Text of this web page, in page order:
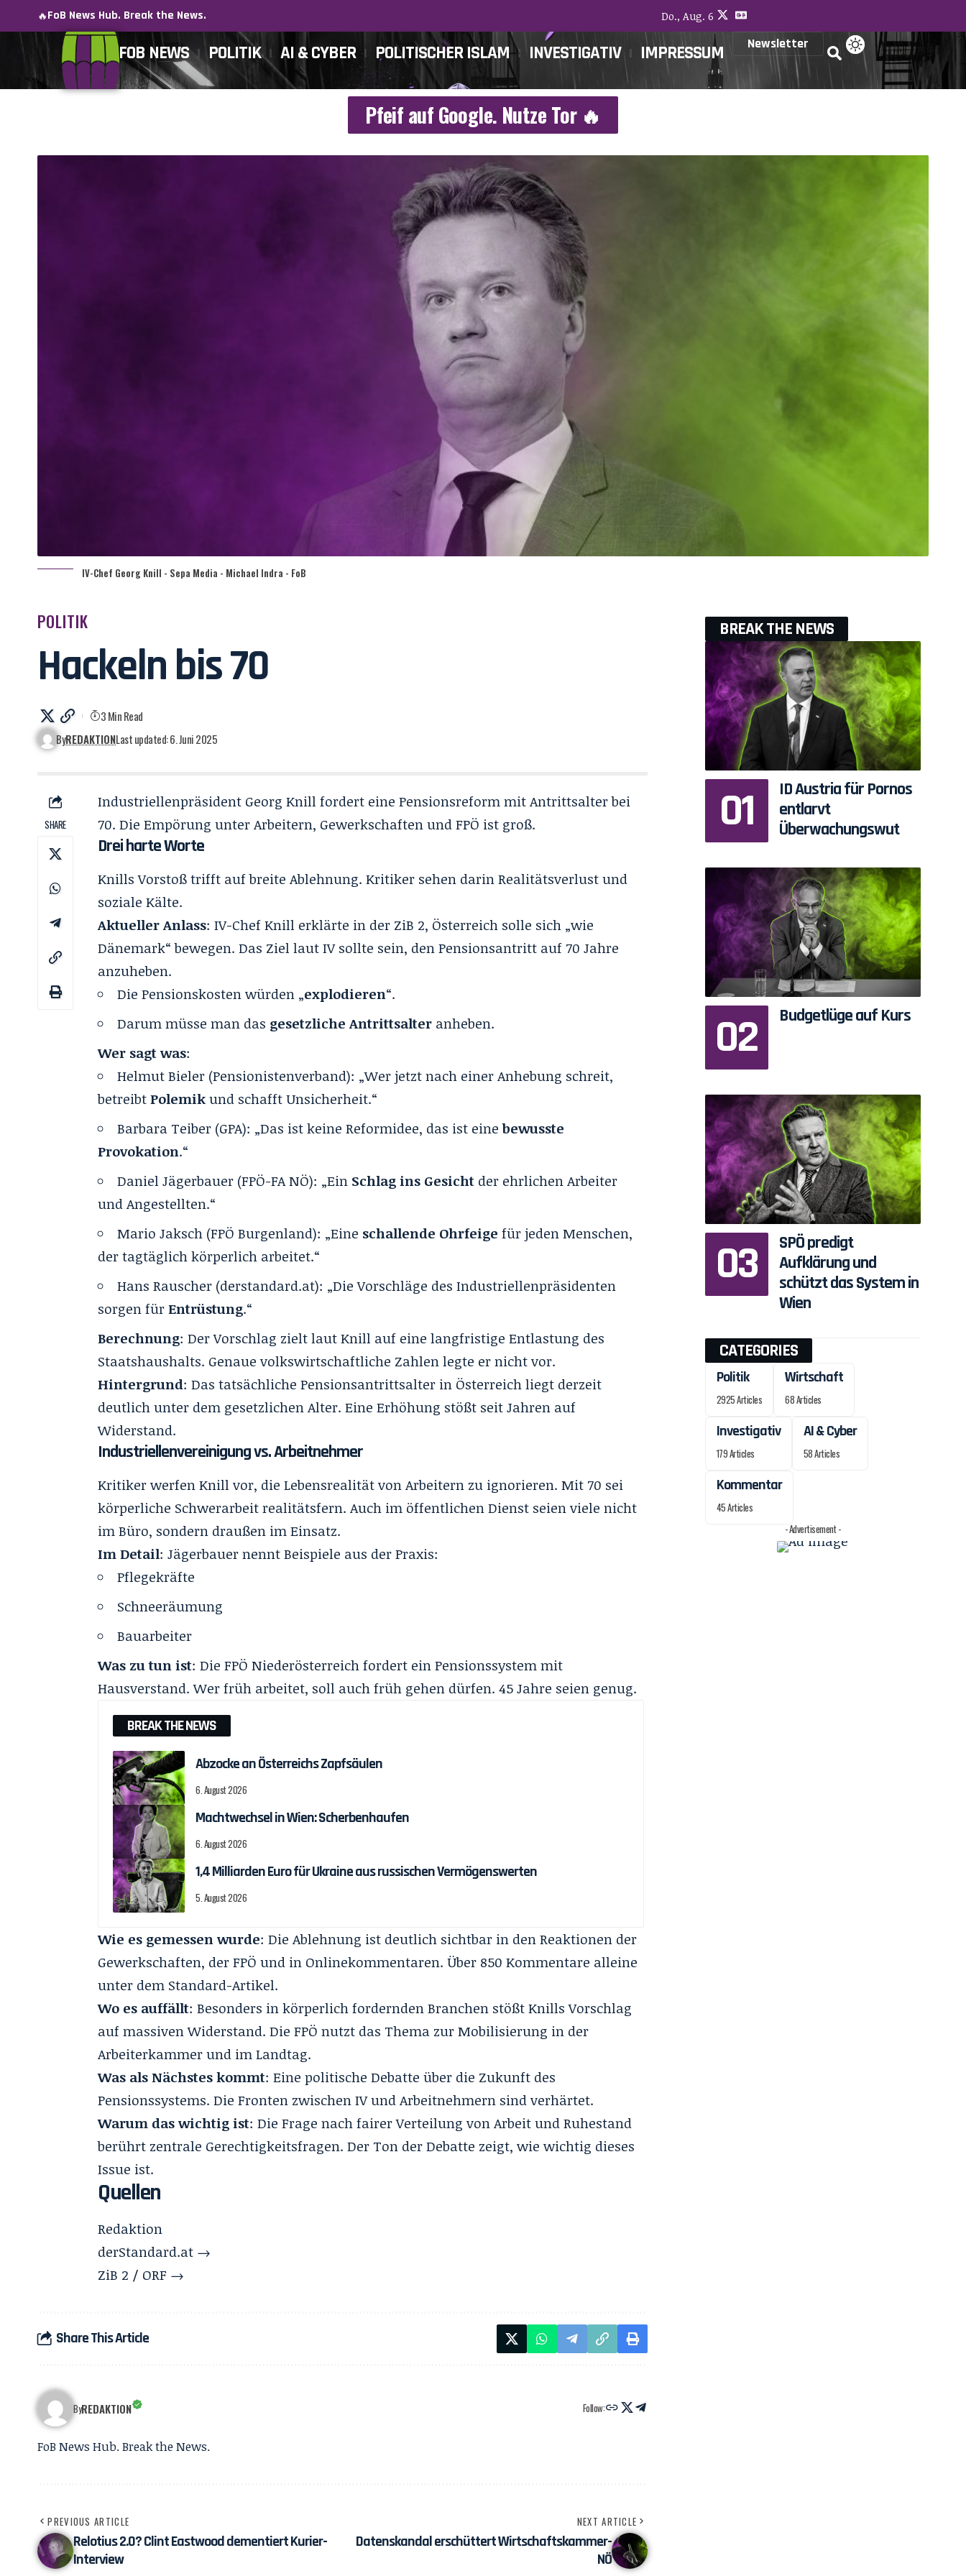
🔥FoB News Hub. Break the News. Do., Aug. 6
FOB NEWS POLITIK AI & CYBER POLITISCHER ISLAM INVESTIGATIV IMPRESSUM Newsletter
Pfeif auf Google. Nutze Tor 🔥
IV-Chef Georg Knill - Sepa Media - Michael Indra - FoB
POLITIK
Hackeln bis 70
ByREDAKTIONLast updated: 6. Juni 2025
3 Min Read
SHARE
Industriellenpräsident Georg Knill fordert eine Pensionsreform mit Antrittsalter bei
70. Die Empörung unter Arbeitern, Gewerkschaften und FPÖ ist groß.
Drei harte Worte
Knills Vorstoß trifft auf breite Ablehnung. Kritiker sehen darin Realitätsverlust und
soziale Kälte.
Aktueller Anlass: IV-Chef Knill erklärte in der ZiB 2, Österreich solle sich „wie
Dänemark“ bewegen. Das Ziel laut IV sollte sein, den Pensionsantritt auf 70 Jahre
anzuheben.
Die Pensionskosten würden „explodieren“.
Darum müsse man das gesetzliche Antrittsalter anheben.
Wer sagt was:
Helmut Bieler (Pensionistenverband): „Wer jetzt nach einer Anhebung schreit,
betreibtPolemikund schafft Unsicherheit.“
Barbara Teiber (GPA): „Das ist keine Reformidee, das ist einebewusste
Provokation.“
Daniel Jägerbauer (FPÖ-FA NÖ): „Ein Schlag ins Gesicht der ehrlichen Arbeiter
und Angestellten.“
Mario Jaksch (FPÖ Burgenland): „Eine schallende Ohrfeige für jeden Menschen,
der tagtäglich körperlich arbeitet.“
Hans Rauscher (derstandard.at): „Die Vorschläge des Industriellenpräsidenten
sorgen fürEntrüstung.“
Berechnung: Der Vorschlag zielt laut Knill auf eine langfristige Entlastung des
Staatshaushalts. Genaue volkswirtschaftliche Zahlen legte er nicht vor.
Hintergrund: Das tatsächliche Pensionsantrittsalter in Österreich liegt derzeit
deutlich unter dem gesetzlichen Alter. Eine Erhöhung stößt seit Jahren auf
Widerstand.
Industriellenvereinigung vs. Arbeitnehmer
Kritiker werfen Knill vor, die Lebensrealität von Arbeitern zu ignorieren. Mit 70 sei
körperliche Schwerarbeit realitätsfern. Auch im öffentlichen Dienst seien viele nicht
im Büro, sondern draußen im Einsatz.
Im Detail: Jägerbauer nennt Beispiele aus der Praxis:
Pflegekräfte
Schneeräumung
Bauarbeiter
Was zu tun ist: Die FPÖ Niederösterreich fordert ein Pensionssystem mit
Hausverstand. Wer früh arbeitet, soll auch früh gehen dürfen. 45 Jahre seien genug.
BREAK THE NEWS
Abzocke an Österreichs Zapfsäulen
6. August 2026
Machtwechsel in Wien: Scherbenhaufen
6. August 2026
1,4 Milliarden Euro für Ukraine aus russischen Vermögenswerten
5. August 2026
Wie es gemessen wurde: Die Ablehnung ist deutlich sichtbar in den Reaktionen der
Gewerkschaften, der FPÖ und in Onlinekommentaren. Über 850 Kommentare alleine
unter dem Standard-Artikel.
Wo es auffällt: Besonders in körperlich fordernden Branchen stößt Knills Vorschlag
auf massiven Widerstand. Die FPÖ nutzt das Thema zur Mobilisierung in der
Arbeiterkammer und im Landtag.
Was als Nächstes kommt: Eine politische Debatte über die Zukunft des
Pensionssystems. Die Fronten zwischen IV und Arbeitnehmern sind verhärtet.
Warum das wichtig ist: Die Frage nach fairer Verteilung von Arbeit und Ruhestand
berührt zentrale Gerechtigkeitsfragen. Der Ton der Debatte zeigt, wie wichtig dieses
Issue ist.
Quellen
Redaktion
derStandard.at →
ZiB 2 / ORF →
Share This Article
ByREDAKTION Follow:
FoB News Hub. Break the News.
PREVIOUS ARTICLE
Relotius 2.0? Clint Eastwood dementiert Kurier-
Interview
NEXT ARTICLE
Datenskandal erschüttert Wirtschaftskammer-
NÖ
BREAK THE NEWS
ID Austria für Pornos
entlarvt
Überwachungswut
Budgetlüge auf Kurs
SPÖ predigt
Aufklärung und
schützt das System in
Wien
CATEGORIES
Politik
2925 Articles
Wirtschaft
68 Articles
Investigativ
179 Articles
AI & Cyber
58 Articles
Kommentar
45 Articles
- Advertisement -